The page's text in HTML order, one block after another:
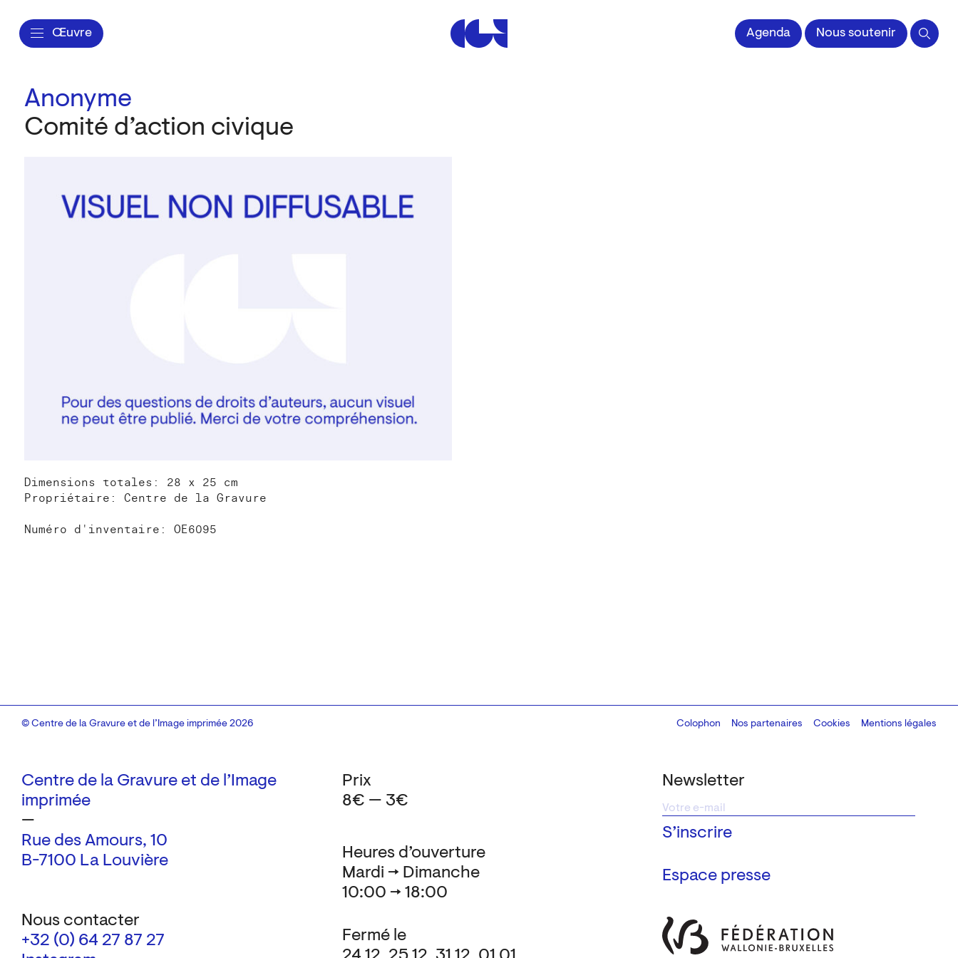
Œuvre Centre de la Gravure et de l'Image impriméeAgenda Nous soutenir
Anonyme
Comité d’action civique
Dimensions totales: 28 x 25 cm
Propriétaire: Centre de la Gravure
Numéro d'inventaire: OE6095
Centre de la Gravure et de l’Image
imprimée
—
Rue des Amours, 10
B-7100 La Louvière
Nous contacter
+32 (0) 64 27 87 27
Newsletter
Espace presse
Heures d’ouverture
Mardi → Dimanche
10:00 → 18:00
Fermé le
Prix
8€ — 3€
© Centre de la Gravure et de l’Image imprimée 2026 Colophon
Design:Marcel Kaczmarek, code:8080.studio
Nos partenaires Cookies Mentions légales